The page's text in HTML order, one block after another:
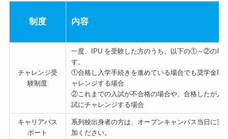
制度 内容
チャレンジ受
験制度
一度、IPU を受験した方のうち、以下の①～②の場
す。
①合格し入学手続きを進めている場合でも奨学金取
ャレンジする場合
②これまでの入試が不合格の場合や、合格したが入
試にチャレンジする場合
キャリアパス
ポート
系列校出身者の方は、オープンキャンパス当日に実
加ください。